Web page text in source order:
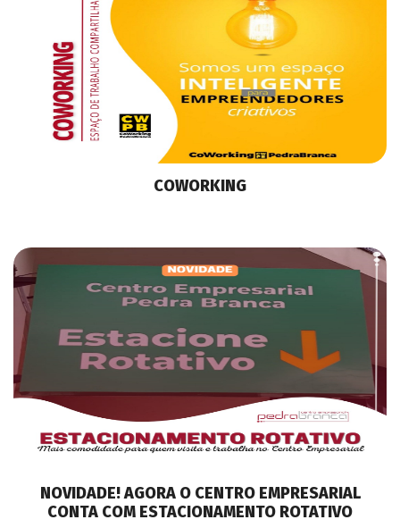
COWORKING
NOVIDADE! AGORA O CENTRO EMPRESARIAL
CONTA COM ESTACIONAMENTO ROTATIVO